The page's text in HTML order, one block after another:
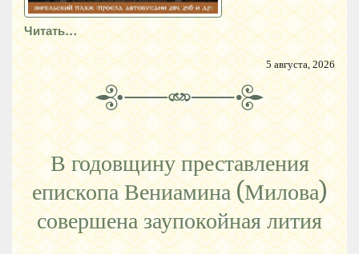
Читать…
5 августа, 2026
В годовщину преставления
епископа Вениамина (Милова)
совершена заупокойная лития